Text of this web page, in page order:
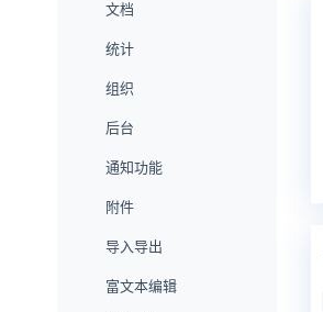
文档
统计
组织
后台
通知功能
附件
导入导出
富文本编辑